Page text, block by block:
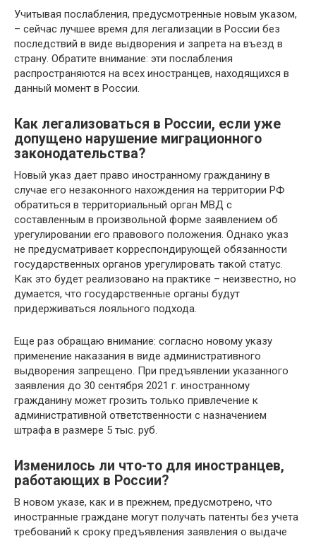
Учитывая послабления, предусмотренные новым указом,
– сейчас лучшее время для легализации в России без
последствий в виде выдворения и запрета на въезд в
страну. Обратите внимание: эти послабления
распространяются на всех иностранцев, находящихся в
данный момент в России.
Как легализоваться в России, если уже
допущено нарушение миграционного
законодательства?
Новый указ дает право иностранному гражданину в
случае его незаконного нахождения на территории РФ
обратиться в территориальный орган МВД с
составленным в произвольной форме заявлением об
урегулировании его правового положения. Однако указ
не предусматривает корреспондирующей обязанности
государственных органов урегулировать такой статус.
Как это будет реализовано на практике – неизвестно, но
думается, что государственные органы будут
придерживаться лояльного подхода.
Еще раз обращаю внимание: согласно новому указу
применение наказания в виде административного
выдворения запрещено. При предъявлении указанного
заявления до 30 сентября 2021 г. иностранному
гражданину может грозить только привлечение к
административной ответственности с назначением
штрафа в размере 5 тыс. руб.
Изменилось ли что-то для иностранцев,
работающих в России?
В новом указе, как и в прежнем, предусмотрено, что
иностранные граждане могут получать патенты без учета
требований к сроку предъявления заявления о выдаче